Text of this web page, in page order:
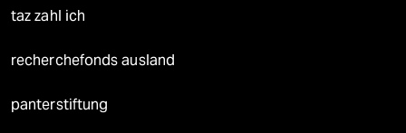
taz zahl ich
recherchefonds ausland
panterstiftung